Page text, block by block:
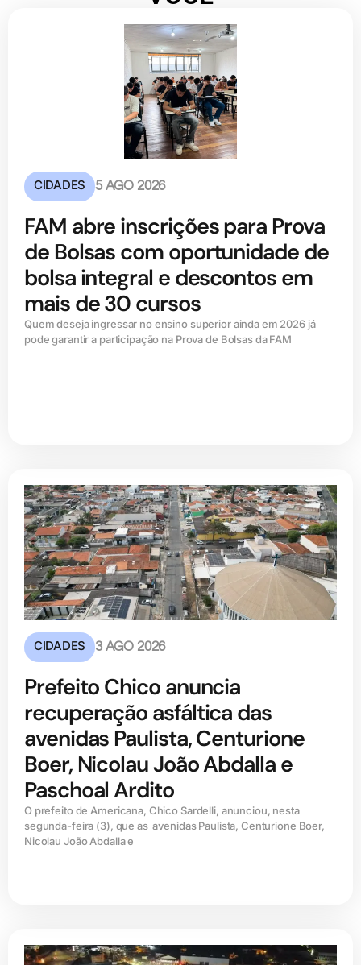
CIDADES 5 AGO 2026
FAM abre inscrições para Prova
de Bolsas com oportunidade de
bolsa integral e descontos em
mais de 30 cursos
Quem deseja ingressar no ensino superior ainda em 2026 já
pode garantir a participação na Prova de Bolsas da FAM
CIDADES 3 AGO 2026
Prefeito Chico anuncia
recuperação asfáltica das
avenidas Paulista, Centurione
Boer, Nicolau João Abdalla e
Paschoal Ardito
O prefeito de Americana, Chico Sardelli, anunciou, nesta
segunda-feira (3), que as avenidas Paulista, Centurione Boer,
Nicolau João Abdalla e